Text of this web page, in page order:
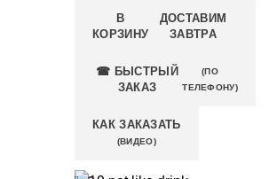
В
КОРЗИНУ
ДОСТАВИМ
ЗАВТРА
☎ БЫСТРЫЙ
ЗАКАЗ
(ПО
ТЕЛЕФОНУ)
КАК ЗАКАЗАТЬ
(ВИДЕО)